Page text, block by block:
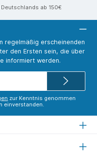
ab 150€
regelmäßig erscheinenden
den Ersten sein, die über
informiert werden.
zur Kenntnis genommen
einverstanden.